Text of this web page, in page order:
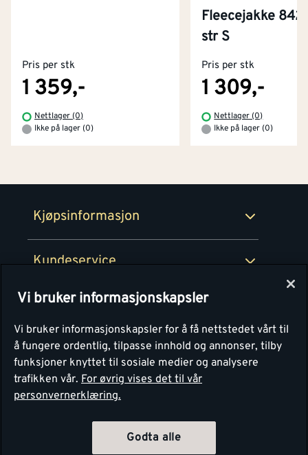
Pris per stk
1 359,-
Nettlager (0)
Ikke på lager (0)
Fleecejakke
str S
Pris per stk
1 309,-
Nettlager (0)
Ikke på lager (0)
Kjøpsinformasjon
Kjøpsbetingelser
Retur- og angrerettsskjema
Kundeservice
Tjenester
Montér Klubb
Montér
Byggevarehus og åpningstider
Prismatch
Personvern
Vi bruker informasjonskapsler
Vi bruker informasjonskapsler for å få nettstedet vårt til
å fungere ordentlig, tilpasse innhold og annonser, tilby
funksjoner knyttet til sosiale medier og analysere
trafikken vår. For øvrig vises det til vår
personvernerklæring.
Godta alle